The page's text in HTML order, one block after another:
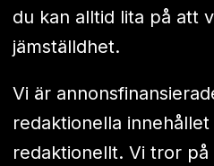
du kan alltid lita på att
jämställdhet.
Vi är
redaktionella
redaktionellt. Vi tror på